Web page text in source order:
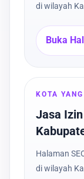
di wilayah
Buka
KOTA
Jasa
Halaman
di wilayah